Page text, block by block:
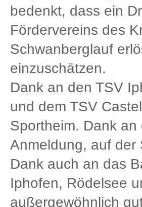
bedenkt, dass ein
Fördervereins des
Schwanberglauf
einzuschätzen.
Dank an den TSV
und dem TSV
Sportheim. Dank
Anmeldung, auf der
Dank auch an das
Iphofen, Rödelsee
außergewöhnlich